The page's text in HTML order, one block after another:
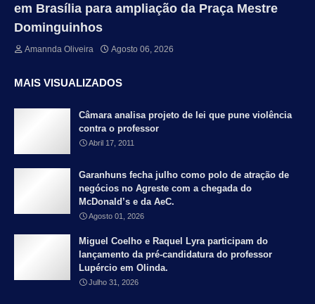
em Brasília para ampliação da Praça Mestre
Dominguinhos
Amannda Oliveira Agosto 06, 2026
MAIS VISUALIZADOS
Câmara analisa projeto de lei que pune violência
contra o professor
Abril 17, 2011
Garanhuns fecha julho como polo de atração de
negócios no Agreste com a chegada do
McDonald’s e da AeC.
Agosto 01, 2026
Miguel Coelho e Raquel Lyra participam do
lançamento da pré-candidatura do professor
Lupércio em Olinda.
Julho 31, 2026